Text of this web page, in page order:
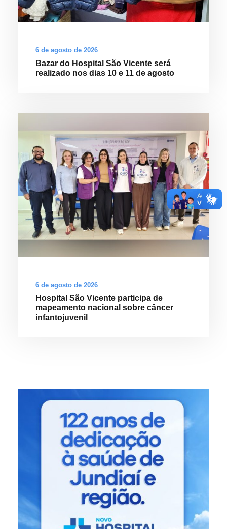
6 de agosto de 2026
Bazar do Hospital São Vicente será
realizado nos dias 10 e 11 de agosto
6 de agosto de 2026
Hospital São Vicente participa de
mapeamento nacional sobre câncer
infantojuvenil